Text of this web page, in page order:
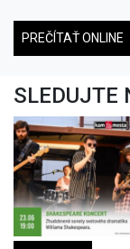
PREČÍTAŤ ONLINE
SLEDUJTE